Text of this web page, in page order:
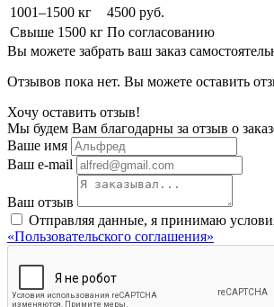
1001–1500 кг
4500 руб.
Свыше 1500 кг По согласованию
Вы можете забрать ваш заказ
Отзывов пока нет. Вы можете оставить
Хочу оставить отзыв!
Мы будем Вам благодарны за отзыв о
Ваше имя
Ваш e-mail
Ваш отзыв
Отправляя данные, я принимаю
«Пользовательского соглашения»